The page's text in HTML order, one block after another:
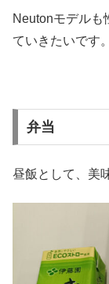
Neutonモデルも
ていきたいです。
弁当
昼飯として、美